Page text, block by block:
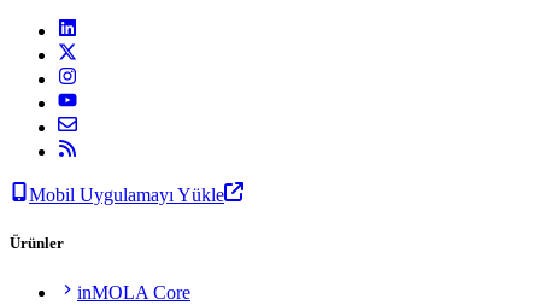
Mobil Uygulamayı Yükle
Ürünler
inMOLA Core